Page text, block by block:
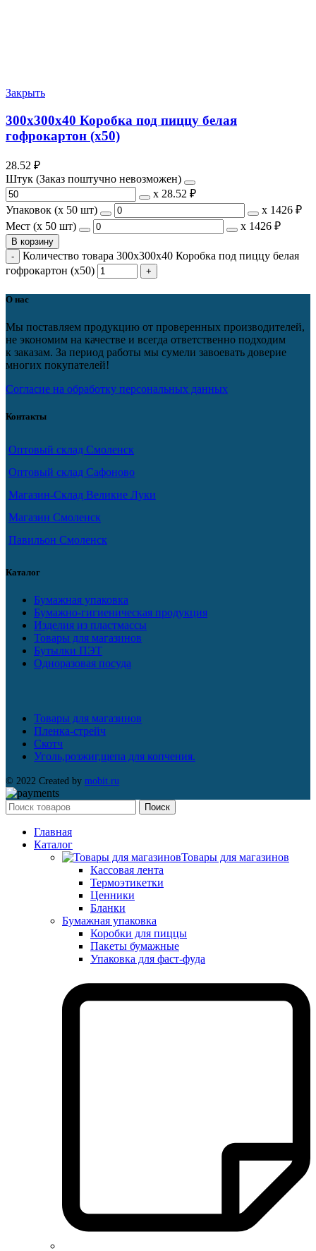
Закрыть
300х300х40 Коробка под пиццу белая
гофрокартон (х50)
28.52 ₽
Штук (Заказ поштучно невозможен)
х 28.52 ₽
Упаковок (x 50 шт)
х 1426 ₽
Мест (x 50 шт)
х 1426 ₽
В корзину
Количество товара 300х300х40 Коробка под пиццу белая
гофрокартон (х50)
О нас
Мы поставляем продукцию от проверенных производителей,
не экономим на качестве и всегда ответственно подходим
к заказам. За период работы мы сумели завоевать доверие
многих покупателей!
Согласие на обработку персональных данных
Контакты
Оптовый склад Смоленск
Оптовый склад Сафоново
Магазин-Склад Великие Луки
Магазин Смоленск
Павильон Смоленск
Каталог
Бумажная упаковка
Бумажно-гигиеническая продукция
Изделия из пластмассы
Товары для магазинов
Бутылки ПЭТ
Одноразовая посуда
Товары для магазинов
Пленка-стрейч
Скотч
Уголь,розжиг,щепа для копчения.
© 2022 Created by mobit.ru
Поиск
Главная
Каталог
Товары для магазинов
Кассовая лента
Термоэтикетки
Ценники
Бланки
Бумажная упаковка
Коробки для пиццы
Пакеты бумажные
Упаковка для фаст-фуда